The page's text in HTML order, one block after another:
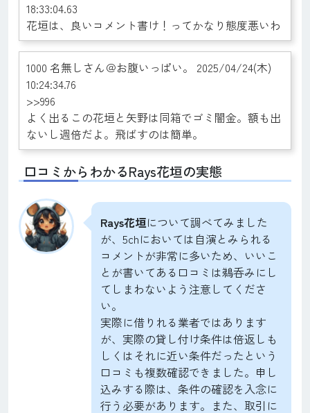
18:33:04.63
花垣は、良いコメント書け！ってかなり態度悪いわ
1000 名無しさん＠お腹いっぱい。 2025/04/24(木)
10:24:34.76
>>996
よく出るこの花垣と矢野は同箱でゴミ闇金。額も出
ないし週倍だよ。飛ばすのは簡単。
口コミからわかるRays花垣の実態
Rays花垣について調べてみました
が、5chにおいては自演とみられる
コメントが非常に多いため、いいこ
とが書いてある口コミは鵜呑みにし
てしまわないよう注意してくださ
い。
実際に借りれる業者ではあります
が、実際の貸し付け条件は倍返しも
しくはそれに近い条件だったという
口コミも複数確認できました。申し
込みする際は、条件の確認を入念に
行う必要があります。また、取引に